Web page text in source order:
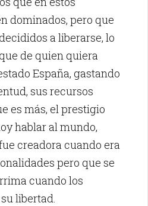
dominados, pero que
a liberarse, lo
de quien quiera
España, gastando
sus recursos
es más, el prestigio
hablar al mundo,
creadora cuando era
pero que se
cuando los
libertad.